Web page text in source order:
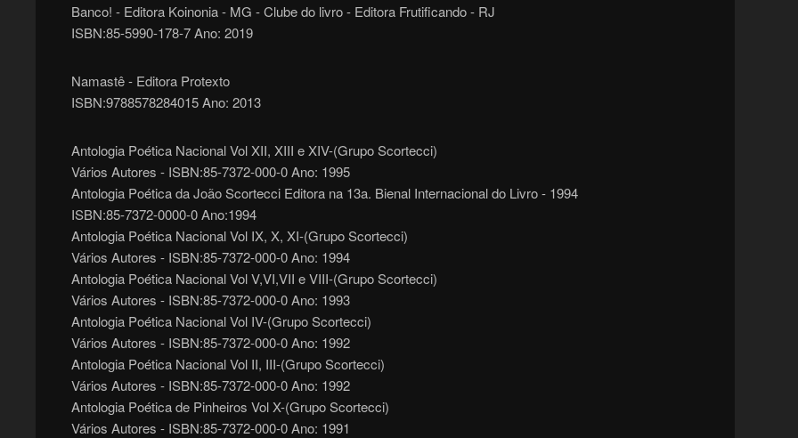
Banco! - Editora Koinonia - MG - Clube do livro - Editora Frutificando - RJ
ISBN:85-5990-178-7 Ano: 2019
Namastê - Editora Protexto
ISBN:9788578284015 Ano: 2013
Antologia Poética Nacional Vol XII, XIII e XIV-(Grupo Scortecci)
Vários Autores - ISBN:85-7372-000-0 Ano: 1995
Antologia Poética da João Scortecci Editora na 13a. Bienal Internacional do Livro - 1994
ISBN:85-7372-0000-0 Ano:1994
Antologia Poética Nacional Vol IX, X, XI-(Grupo Scortecci)
Vários Autores - ISBN:85-7372-000-0 Ano: 1994
Antologia Poética Nacional Vol V,VI,VII e VIII-(Grupo Scortecci)
Vários Autores - ISBN:85-7372-000-0 Ano: 1993
Antologia Poética Nacional Vol IV-(Grupo Scortecci)
Vários Autores - ISBN:85-7372-000-0 Ano: 1992
Antologia Poética Nacional Vol II, III-(Grupo Scortecci)
Vários Autores - ISBN:85-7372-000-0 Ano: 1992
Antologia Poética de Pinheiros Vol X-(Grupo Scortecci)
Vários Autores - ISBN:85-7372-000-0 Ano: 1991